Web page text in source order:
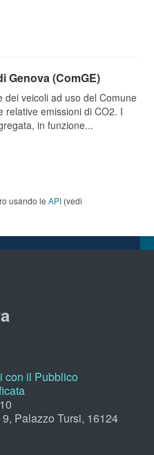
Genova (ComGE)
dei veicoli ad uso del Comune
relative emissioni di CO2. I
in funzione...
usando le API (vedi
con il Pubblico
Palazzo Tursi, 16124